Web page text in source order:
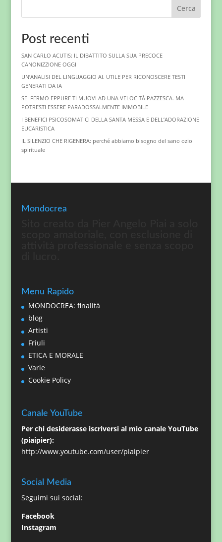
Cerca
Post recenti
SAN CARLO ACUTIS: IL DIBATTITO SULLA SUA PRECOCE
CANONIZZIONE OGGI
UN’ANALISI DEL LINGUAGGIO AI. UTILE PER RICONOSCERE TESTI
GENERATI DA IA
SEI FERMO EPPURE TI MUOVI AD UNA VELOCITÀ PAZZESCA. MA
POTRESTI ESSERE PARADOSSALMENTE IMMOBILE
I BENEFICI PSICOSOMATICI DELLA SANTA MESSA E DELL’ADORAZIONE
EUCARISTICA
IL SILENZIO CHE RIGENERA: perché abbiamo bisogno del sano ozio
spirituale
Mondocrea
Menu Rapido
MONDOCREA: finalità
blog
Artisti
Friuli
ETICA E MORALE
Varie
Cookie Policy
Canale YouTube
Per chi desiderasse iscriversi al mio canale YouTube
(piaipier):
http://www.youtube.com/user/piaipier
Social Media
Seguimi sui social:
Facebook
Instagram